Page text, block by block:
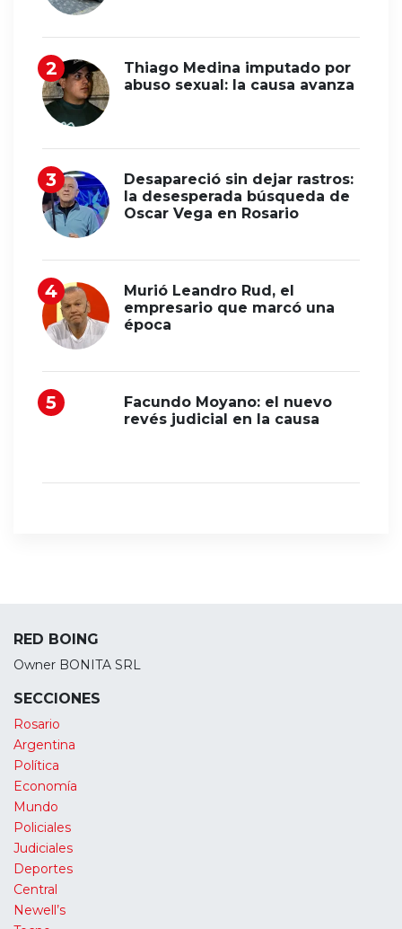
Thiago Medina imputado por
abuso sexual: la causa avanza
Desapareció sin dejar rastros:
la desesperada búsqueda de
Oscar Vega en Rosario
Murió Leandro Rud, el
empresario que marcó una
época
Facundo Moyano: el nuevo
revés judicial en la causa
RED BOING
Owner BONITA SRL
SECCIONES
Rosario
Argentina
Política
Economía
Mundo
Policiales
Judiciales
Deportes
Central
Newell’s